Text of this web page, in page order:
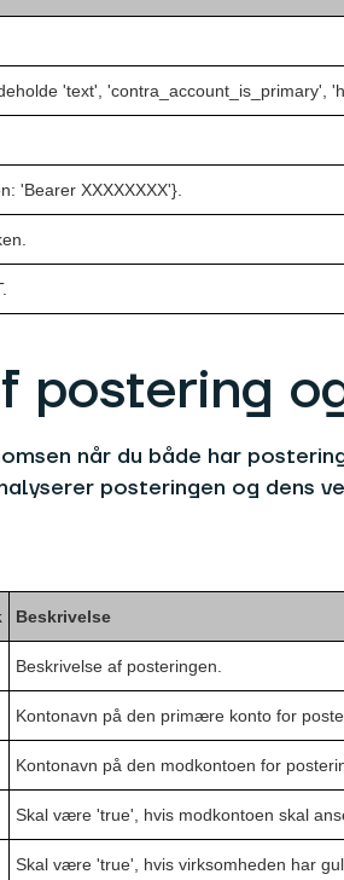
'text', 'contra_account_is_primary',
'Bearer XXXXXXXX'}.
postering
når du både har
posteringen og dens
Beskrivelse
Beskrivelse af posteringen.
Kontonavn på den primære konto for
Kontonavn på den modkontoen for
Skal være 'true', hvis modkontoen skal
Skal være 'true', hvis virksomheden har